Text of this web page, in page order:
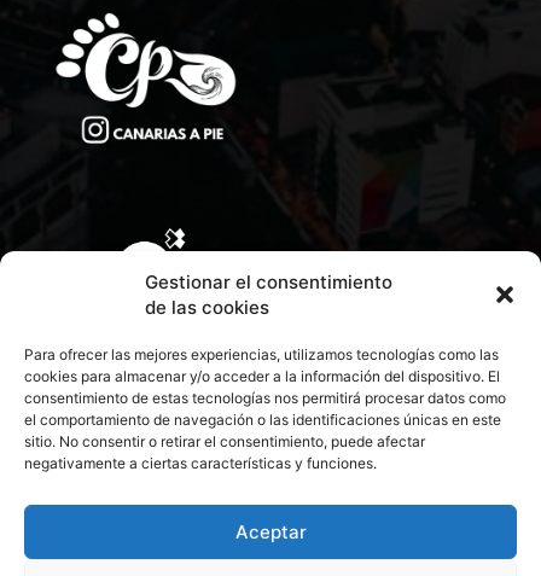
Gestionar el consentimiento
de las cookies
Para ofrecer las mejores experiencias, utilizamos tecnologías como las
cookies para almacenar y/o acceder a la información del dispositivo. El
consentimiento de estas tecnologías nos permitirá procesar datos como
el comportamiento de navegación o las identificaciones únicas en este
sitio. No consentir o retirar el consentimiento, puede afectar
negativamente a ciertas características y funciones.
Aceptar
CONTACTA CON NOSOTROS